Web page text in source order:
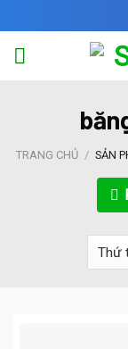
to
content
TRANG CHỦ / SẢN